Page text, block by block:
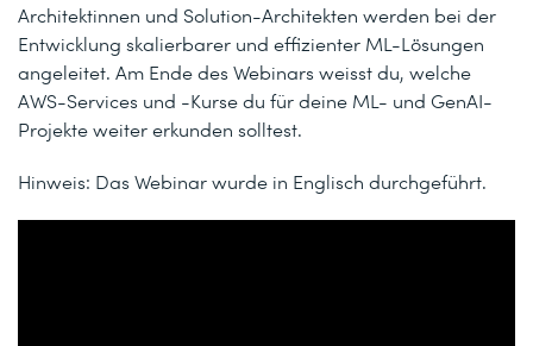
Architektinnen und Solution-Architekten werden bei der
Entwicklung skalierbarer und effizienter ML-Lösungen
angeleitet. Am Ende des Webinars weisst du, welche
AWS-Services und -Kurse du für deine ML- und GenAI-
Projekte weiter erkunden solltest.
Hinweis: Das Webinar wurde in Englisch durchgeführt.